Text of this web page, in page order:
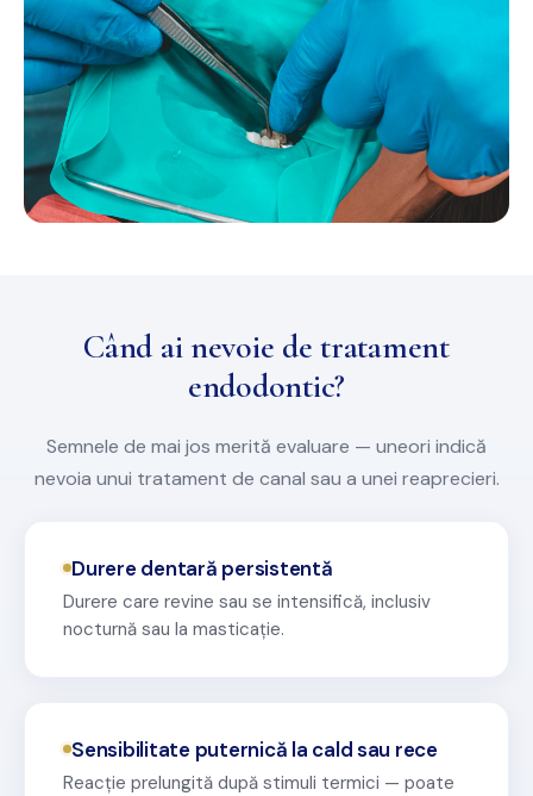
Când ai nevoie de tratament
endodontic?
Semnele de mai jos merită evaluare — uneori indică
nevoia unui tratament de canal sau a unei reaprecieri.
Durere dentară persistentă
Durere care revine sau se intensifică, inclusiv
nocturnă sau la masticație.
Sensibilitate puternică la cald sau rece
Reacție prelungită după stimuli termici — poate